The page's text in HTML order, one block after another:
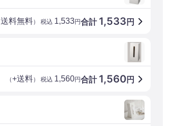
合計 1,533 円
送料無料） 税込 1,533円
合計 1,560円
（+送料） 税込 1,560円